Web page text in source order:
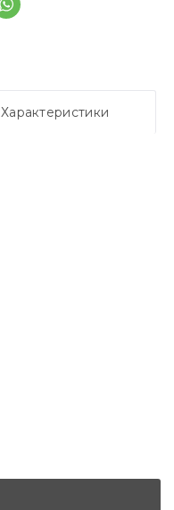
Характеристики